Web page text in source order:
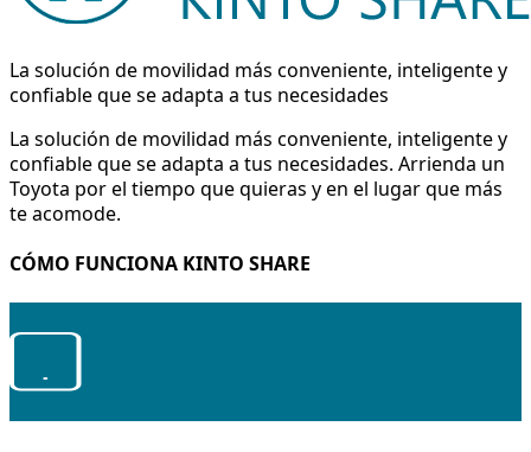
La solución de movilidad más conveniente, inteligente y
confiable que se adapta a tus necesidades
La solución de movilidad más conveniente, inteligente y
confiable que se adapta a tus necesidades. Arrienda un
Toyota por el tiempo que quieras y en el lugar que más
te acomode.
CÓMO FUNCIONA KINTO SHARE